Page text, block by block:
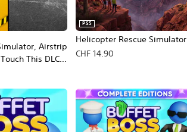
Airstrip
This DLC
Helicopter Rescue Simulator
PS5
CHF 14.90